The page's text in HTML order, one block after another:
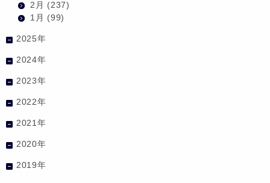
2月 (237)
1月 (99)
2025年
2024年
2023年
2022年
2021年
2020年
2019年